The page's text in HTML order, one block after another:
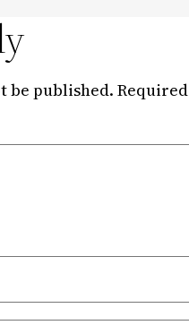
be published.